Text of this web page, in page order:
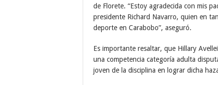
de Florete. “Estoy agradecida con mis
presidente Richard Navarro, quien en
deporte en Carabobo”, aseguró.
Es importante resaltar, que Hillary
una competencia categoría adulta
joven de la disciplina en lograr dicha